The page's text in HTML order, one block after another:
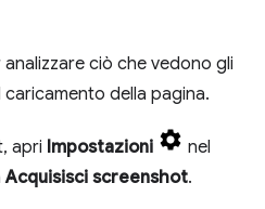
ciò che vedono gli
della pagina.
apri Impostazioni
nel
Acquisisci screenshot.